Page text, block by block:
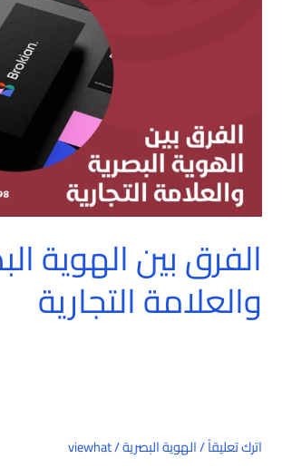
الفرق بين الهوية
والعلامة التجارية
اترك تعليقاً/الهوية البصرية/
viewhat